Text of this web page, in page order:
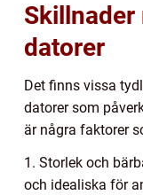
Skillnader
datorer
Det finns vissa
datorer som
är några faktorer
1. Storlek och
och idealiska för